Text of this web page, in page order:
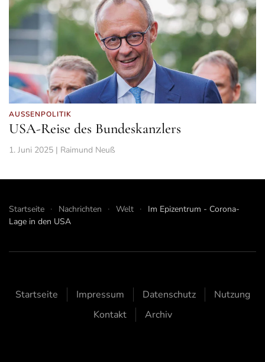
AUSSENPOLITIK
USA-Reise des Bundeskanzlers
1. Juni 2025 | Raimund Neuß
Startseite Nachrichten Welt
Im Epizentrum - Corona-
Lage in den USA
Startseite Impressum Datenschutz
Nutzung
Kontakt
Archiv